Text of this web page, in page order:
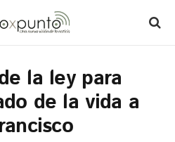
la ley para
de la vida a